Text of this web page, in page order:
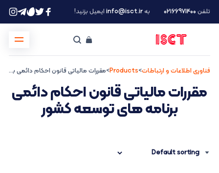
تلفن ۰۲۱66971400 بهinfo@isct.irایمیل بزنید!
فناوری اطلاعات و ارتباطات>
Products
> مقررات مالیاتی قانون احکام دائمی برنامه های توسعه کشور
مقررات مالیاتی قانون احکام دائمی
برنامه های توسعه کشور